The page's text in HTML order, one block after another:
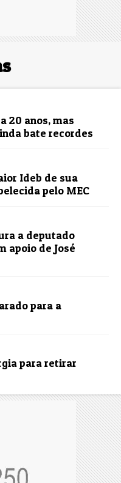
20 anos, mas
bate recordes
Ideb de sua
pelo MEC
a deputado
apoio de José
para a
para retirar